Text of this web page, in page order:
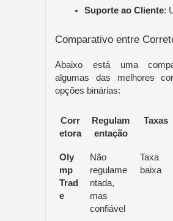
Suporte ao Cliente:
Comparativo entre
Abaixo está uma
algumas das melhores
opções binárias:
Corr
etora
Regulam
entação
Taxas
Oly
mp
Trad
e
Não
regulame
ntada,
mas
confiável
Taxa
baixa